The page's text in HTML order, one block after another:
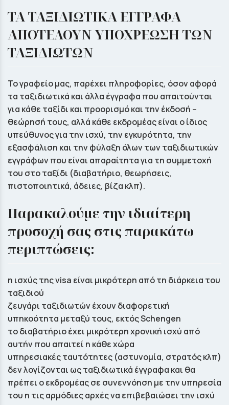
ΤΑ ΤΑΞΙΔΙΩΤΙΚΑ ΕΓΓΡΑΦΑ
ΑΠΟΤΕΛΟΥΝ ΥΠΟΧΡΕΩΣΗ ΤΩΝ
ΤΑΞΙΔΙΩΤΩΝ
Το γραφείο µας, παρέχει πληροφορίες, όσον αφορά
τα ταξιδιωτικά και άλλα έγγραφα που απαιτούνται
για κάθε ταξίδι και προορισμό και την έκδοσή –
θεώρησή τους, αλλά κάθε εκδρομέας είναι ο ίδιος
υπεύθυνος για την ισχύ, την εγκυρότητα, την
εξασφάλιση και την φύλαξη όλων των ταξιδιωτικών
εγγράφων που είναι απαραίτητα για τη συμμετοχή
του στο ταξίδι (διαβατήριο, θεωρήσεις,
πιστοποιητικά, άδειες, βίζα κλπ).
Παρακαλούμε την ιδιαίτερη
προσοχή σας στις παρακάτω
περιπτώσεις:
η ισχύς της visa είναι µικρότερη από τη διάρκεια του
ταξιδιού
ζευγάρι ταξιδιωτών έχουν διαφορετική
υπηκοότητα µεταξύ τους, εκτός Schengen
το διαβατήριο έχει μικρότερη χρονική ισχύ από
αυτήν που απαιτεί η κάθε χώρα
υπηρεσιακές ταυτότητες (αστυνομία, στρατός κλπ)
δεν λογίζονται ως ταξιδιωτικά έγγραφα και θα
πρέπει ο εκδρομέας σε συνεννόηση με την υπηρεσία
του η τις αρμόδιες αρχές να επιβεβαιώσει την ισχύ